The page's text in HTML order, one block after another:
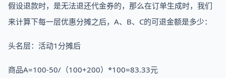
假设退款时，是无法退还代金券的，那么在订单生成时，我们
来计算下每一层优惠分摊之后，A、B、C的可退金额是多少：
头名层：活动1分摊后
商品A=100-50/（100+200）*100=83.33元